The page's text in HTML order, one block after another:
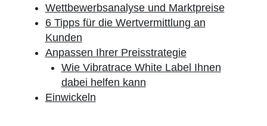
Wettbewerbsanalyse und Marktpreise
6 Tipps für die Wertvermittlung an
Kunden
Anpassen Ihrer Preisstrategie
Wie Vibratrace White Label Ihnen
dabei helfen kann
Einwickeln